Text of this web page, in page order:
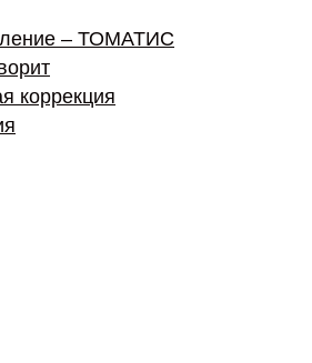
– ТОМАТИС
коррекция